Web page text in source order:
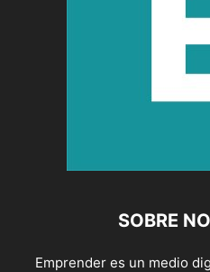
SOBRE
Emprender es un medio